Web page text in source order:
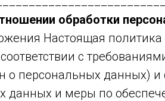
обработки
Настоящая
с
о персональных данных) и
данных и меры по